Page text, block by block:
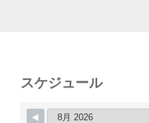
スケジュール